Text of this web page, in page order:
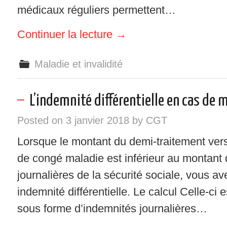
médicaux réguliers permettent…
Continuer la lecture →
Maladie et invalidité
L’indemnité différentielle en cas de
Posted on 3 janvier 2018 by CGT
Lorsque le montant du demi-traitement
de congé maladie est inférieur au montant
journalières de la sécurité sociale, vous
indemnité différentielle. Le calcul Celle-ci
sous forme d’indemnités journalières…